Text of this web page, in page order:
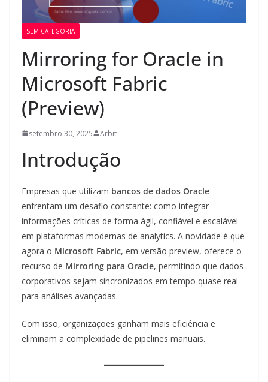
SEM CATEGORIA
Mirroring for Oracle in
Microsoft Fabric
(Preview)
setembro 30, 2025 Arbit
Introdução
Empresas que utilizam bancos de dados Oracle
enfrentam um desafio constante: como integrar
informações críticas de forma ágil, confiável e escalável
em plataformas modernas de analytics. A novidade é que
agora o Microsoft Fabric, em versão preview, oferece o
recurso de Mirroring para Oracle, permitindo que dados
corporativos sejam sincronizados em tempo quase real
para análises avançadas.
Com isso, organizações ganham mais eficiência e
eliminam a complexidade de pipelines manuais.